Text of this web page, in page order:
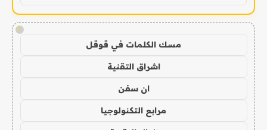
!
مسك الكلمات في قوقل
اشراق التقنية
ان سفن
مرابع التكنولوجيا